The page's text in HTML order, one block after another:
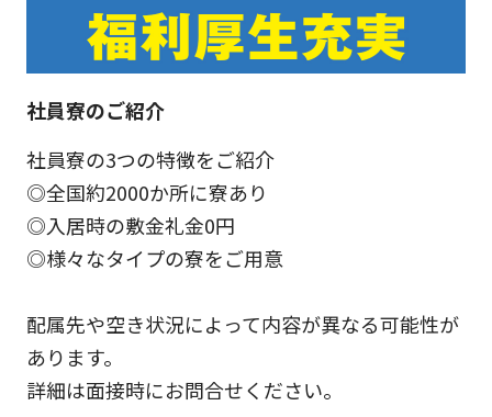
社員寮のご紹介
社員寮の3つの特徴をご紹介
◎全国約2000か所に寮あり
◎入居時の敷金礼金0円
◎様々なタイプの寮をご用意
配属先や空き状況によって内容が異なる可能性が
あります。
詳細は面接時にお問合せください。